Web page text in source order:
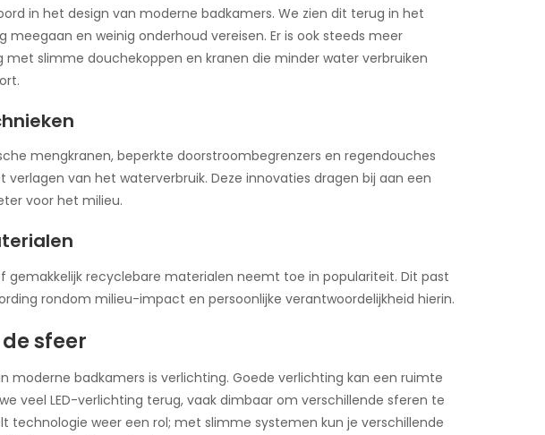
in het design van moderne badkamers. We zien dit terug in het
meegaan en weinig onderhoud vereisen. Er is ook steeds meer
slimme douchekoppen en kranen die minder water verbruiken
mengkranen, beperkte doorstroombegrenzers en regendouches
van het waterverbruik. Deze innovaties dragen bij aan een
voor het milieu.
gemakkelijk recyclebare materialen neemt toe in populariteit. Dit past
rondom milieu-impact en persoonlijke verantwoordelijkheid hierin.
sfeer
moderne badkamers is verlichting. Goede verlichting kan een ruimte
veel LED-verlichting terug, vaak dimbaar om verschillende sferen te
technologie weer een rol; met slimme systemen kun je verschillende